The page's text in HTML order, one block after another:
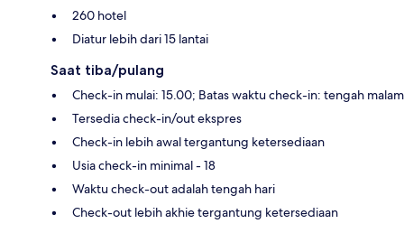
260 hotel
Diatur lebih dari 15 lantai
Saat tiba/pulang
Check-in mulai: 15.00; Batas waktu check-in: tengah malam
Tersedia check-in/out ekspres
Check-in lebih awal tergantung ketersediaan
Usia check-in minimal - 18
Waktu check-out adalah tengah hari
Check-out lebih akhie tergantung ketersediaan